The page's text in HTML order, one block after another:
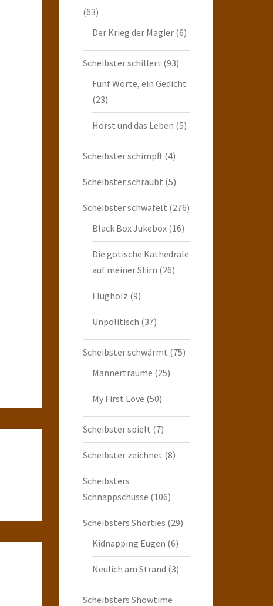
(63)
Der Krieg der Magier(6)
Scheibster schillert (93)
Fünf Worte, ein Gedicht
(23)
Horst und das Leben (5)
Scheibster schimpft (4)
Scheibster schraubt (5)
Scheibster schwafelt (276)
Black Box Jukebox(16)
Die gotische Kathedrale
auf meiner Stirn (26)
Flugholz (9)
Unpolitisch (37)
Scheibster schwärmt (75)
Männerträume (25)
My First Love (50)
Scheibster spielt (7)
Scheibster zeichnet (8)
Scheibsters
Schnappschüsse (106)
Scheibsters Shorties (29)
Kidnapping Eugen (6)
Neulich am Strand (3)
Scheibsters Showtime